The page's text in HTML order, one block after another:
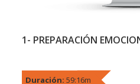
1- PREPARACIÓN
Duración: 59:16m